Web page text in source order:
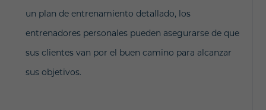
un plan de entrenamiento detallado, los
entrenadores personales pueden asegurarse de que
sus clientes van por el buen camino para alcanzar
sus objetivos.